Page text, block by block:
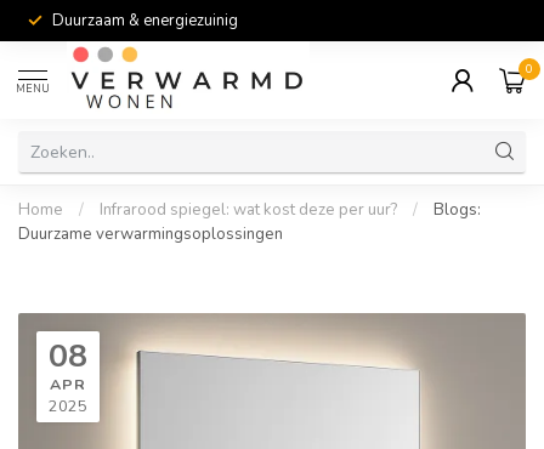
Duurzaam & energiezuinig
MENU
0
Home / Infrarood spiegel: wat kost deze per uur? /
Blogs:
Duurzame verwarmingsoplossingen
08
APR
2025